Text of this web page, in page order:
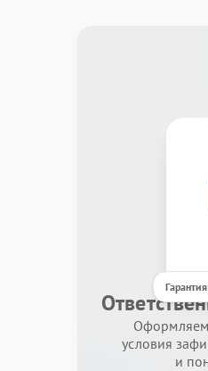
условия
и